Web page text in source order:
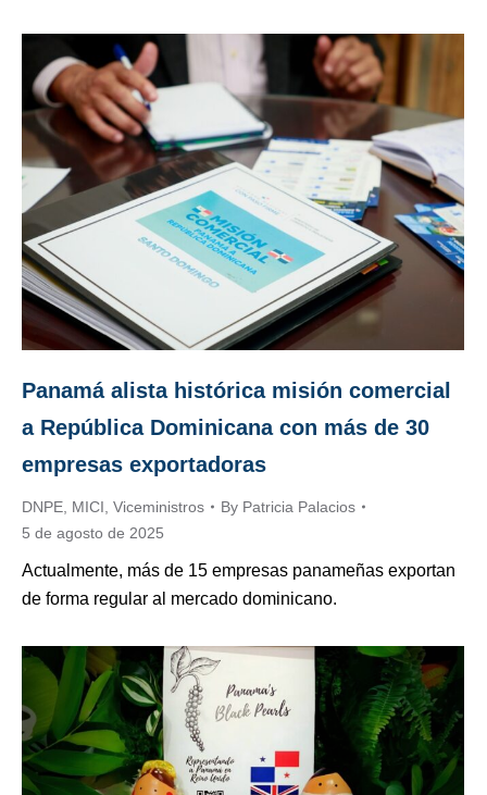
Panamá alista histórica misión comercial
a República Dominicana con más de 30
empresas exportadoras
DNPE MICI Viceministros By Patricia Palacios
5 de agosto de 2025
Actualmente, más de 15 empresas panameñas exportan
de forma regular al mercado dominicano.